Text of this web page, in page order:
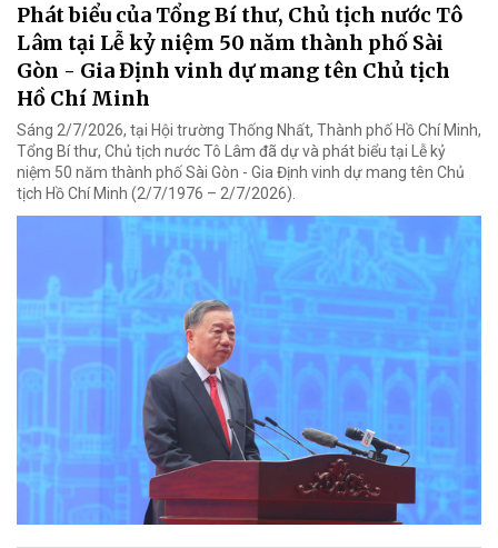
Phát biểu của Tổng Bí thư, Chủ tịch nước Tô
Lâm tại Lễ kỷ niệm 50 năm thành phố Sài
Gòn - Gia Định vinh dự mang tên Chủ tịch
Hồ Chí Minh
Sáng 2/7/2026, tại Hội trường Thống Nhất, Thành phố Hồ Chí Minh,
Tổng Bí thư, Chủ tịch nước Tô Lâm đã dự và phát biểu tại Lễ kỷ
niệm 50 năm thành phố Sài Gòn - Gia Định vinh dự mang tên Chủ
tịch Hồ Chí Minh (2/7/1976 – 2/7/2026).